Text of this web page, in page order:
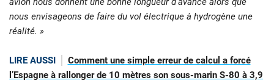
nous envisageons de faire du vol électrique à hydrogène une
réalité. »
LIRE AUSSI
Comment une simple erreur de calcul a forcé
l’Espagne à rallonger de 10 mètres son sous-marin S-80 à 3,9